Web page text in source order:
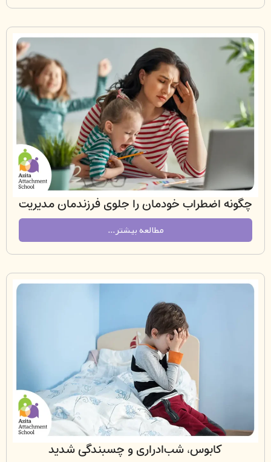
اضطراب خودمان را جلوی فرزندمان مدیریت
کنیم؟
مطالعه بیشتر...
کابوس، شب‌ادراری و چسبندگی شدید